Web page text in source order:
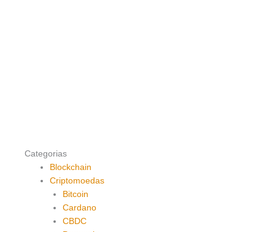
Categorias
Blockchain
Criptomoedas
Bitcoin
Cardano
CBDC